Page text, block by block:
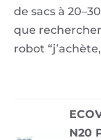
de sacs à
que
robot
N20